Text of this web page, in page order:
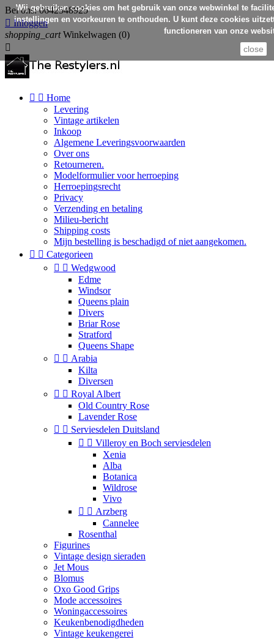
Bel ons:0642548925
 Inloggen
shopping_cart Winkelwagen (0)

  Home
Levering
Vintage artikelen
Inkoop
Algemene Leveringsvoorwaarden
Over ons
Retourneren.
Modelformulier voor herroeping
Herroepingsrecht
Privacy
Verzending en betaling
Milieu-bericht
Shipping costs
Mijn bestelling is beschadigd of niet aangekomen.
  Categorieen
  Wedgwood
Edme
Windsor
Queens plain
Divers
Briar Rose
Stratford
Queens Shape
  Arabia
Kilta
Diversen
  Royal Albert
Old Country Rose
Lavender Rose
  Serviesdelen Duitsland
  Villeroy en Boch serviesdelen
Xenia
Alba
Botanica
Wildrose
Vivo
  Arzberg
Cannelee
Rosenthal
Figurines
Vintage design sieraden
Jet Mous
Blomus
Oxo Good Grips
Mode accessoires
Woningaccessoires
Keukenbenodigdheden
Vintage keukengerei
Wij gebruiken cookies om het gebruik van onze webwinkel te
instellingen en voorkeuren te onthouden. U kunt deze cookies
functioneren van onze
close